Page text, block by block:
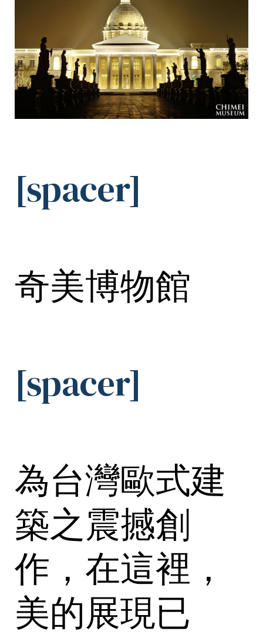
[spacer]
奇美博物館
[spacer]
為台灣歐式建
築之震撼創
作，在這裡，
美的展現已